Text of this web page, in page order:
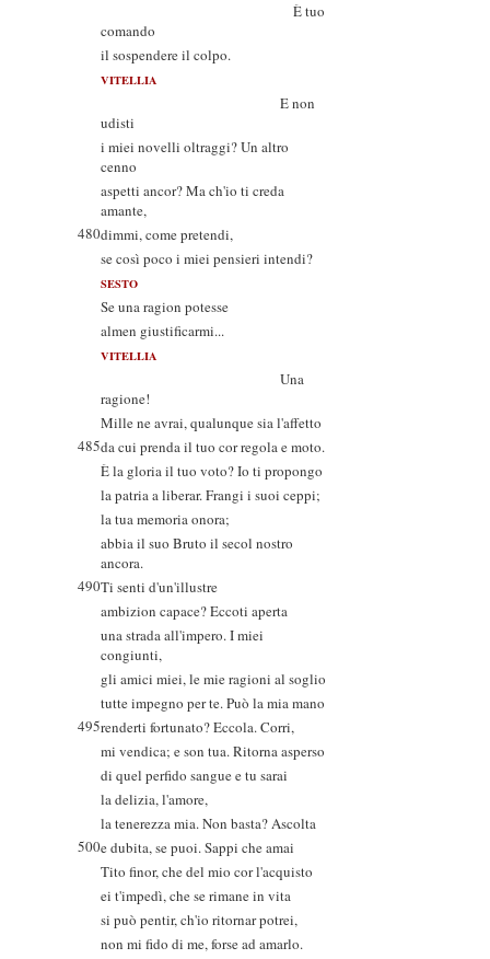
È tuo
comando
il sospendere il colpo.
VITELLIA
E non
udisti
i miei novelli oltraggi? Un altro
cenno
aspetti ancor? Ma ch'io ti creda
amante,
480dimmi, come pretendi,
se così poco i miei pensieri intendi?
SESTO
Se una ragion potesse
almen giustificarmi...
VITELLIA
Una
ragione!
Mille ne avrai, qualunque sia l'affetto
485da cui prenda il tuo cor regola e moto.
È la gloria il tuo voto? Io ti propongo
la patria a liberar. Frangi i suoi ceppi;
la tua memoria onora;
abbia il suo Bruto il secol nostro
ancora.
490Ti senti d'un'illustre
ambizion capace? Eccoti aperta
una strada all'impero. I miei
congiunti,
gli amici miei, le mie ragioni al soglio
tutte impegno per te. Può la mia mano
495renderti fortunato? Eccola. Corri,
mi vendica; e son tua. Ritorna asperso
di quel perfido sangue e tu sarai
la delizia, l'amore,
la tenerezza mia. Non basta? Ascolta
500e dubita, se puoi. Sappi che amai
Tito finor, che del mio cor l'acquisto
ei t'impedì, che se rimane in vita
si può pentir, ch'io ritornar potrei,
non mi fido di me, forse ad amarlo.